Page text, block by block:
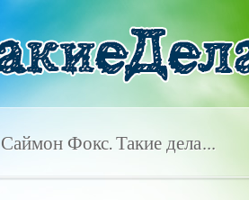
Фокс. Такие дела…